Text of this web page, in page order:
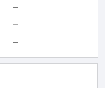
－
－
－